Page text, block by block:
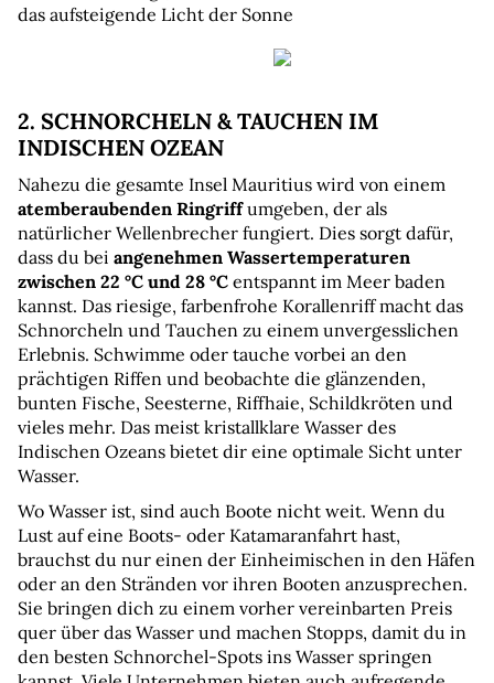
das aufsteigende Licht der Sonne
2. SCHNORCHELN & TAUCHEN IM
INDISCHEN OZEAN
atemberaubenden Ringriff umgeben, der als
natürlicher Wellenbrecher fungiert. Dies sorgt dafür,
dass du bei angenehmen Wassertemperaturen
zwischen 22 °C und 28 °C entspannt im Meer baden
kannst. Das riesige, farbenfrohe Korallenriff macht das
Schnorcheln und Tauchen zu einem unvergesslichen
Erlebnis. Schwimme oder tauche vorbei an den
prächtigen Riffen und beobachte die glänzenden,
bunten Fische, Seesterne, Riffhaie, Schildkröten und
vieles mehr. Das meist kristallklare Wasser des
Indischen Ozeans bietet dir eine optimale Sicht unter
Wasser.
Wo Wasser ist, sind auch Boote nicht weit. Wenn du
Lust auf eine Boots- oder Katamaranfahrt hast,
brauchst du nur einen der Einheimischen in den Häfen
oder an den Stränden vor ihren Booten anzusprechen.
Sie bringen dich zu einem vorher vereinbarten Preis
quer über das Wasser und machen Stopps, damit du in
den besten Schnorchel-Spots ins Wasser springen